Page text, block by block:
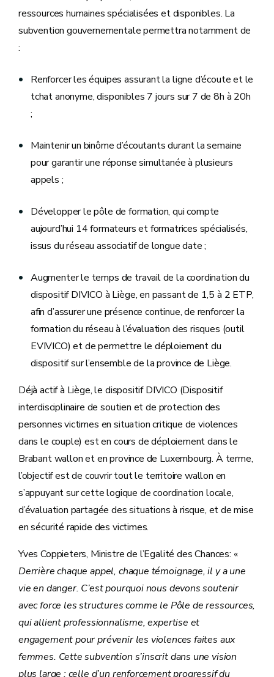
ressources humaines spécialisées et disponibles. La
subvention gouvernementale permettra notamment de
:
Renforcer les équipes assurant la ligne d’écoute et le
tchat anonyme, disponibles 7 jours sur 7 de 8h à 20h
;
Maintenir un binôme d’écoutants durant la semaine
pour garantir une réponse simultanée à plusieurs
appels ;
Développer le pôle de formation, qui compte
aujourd’hui 14 formateurs et formatrices spécialisés,
issus du réseau associatif de longue date ;
Augmenter le temps de travail de la coordination du
dispositif DIVICO à Liège, en passant de 1,5 à 2 ETP,
afin d’assurer une présence continue, de renforcer la
formation du réseau à l’évaluation des risques (outil
EVIVICO) et de permettre le déploiement du
dispositif sur l’ensemble de la province de Liège.
Déjà actif à Liège, le dispositif DIVICO (Dispositif
interdisciplinaire de soutien et de protection des
personnes victimes en situation critique de violences
dans le couple) est en cours de déploiement dans le
Brabant wallon et en province de Luxembourg. À terme,
l’objectif est de couvrir tout le territoire wallon en
s’appuyant sur cette logique de coordination locale,
d’évaluation partagée des situations à risque, et de mise
en sécurité rapide des victimes.
Yves Coppieters, Ministre de l’Egalité des Chances: «
Derrière chaque appel, chaque témoignage, il y a une
vie en danger. C’est pourquoi nous devons soutenir
avec force les structures comme le Pôle de ressources,
qui allient professionnalisme, expertise et
engagement pour prévenir les violences faites aux
femmes. Cette subvention s’inscrit dans une vision
plus large : celle d’un renforcement progressif du